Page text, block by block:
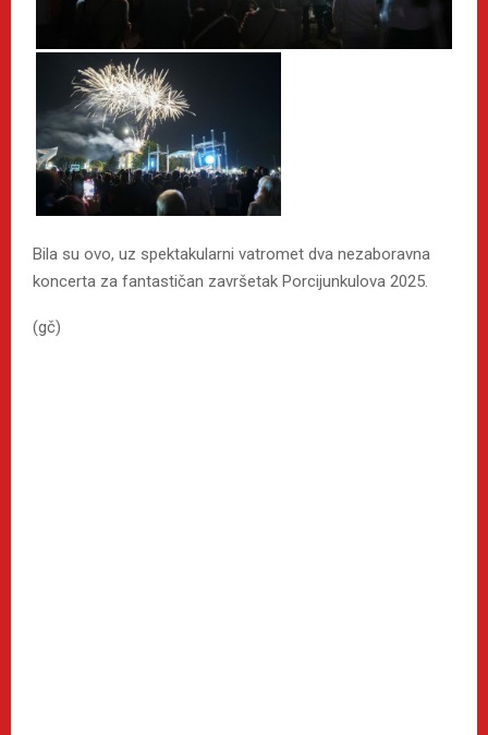
Bila su ovo, uz spektakularni vatromet dva nezaboravna
koncerta za fantastičan završetak Porcijunkulova 2025.
(gč)